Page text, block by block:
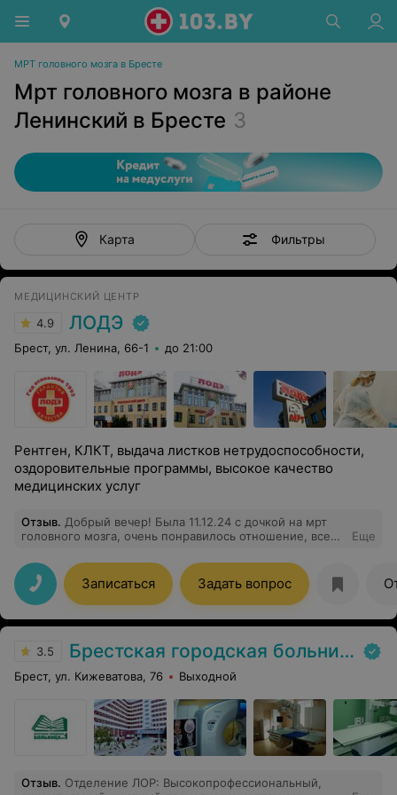
МРТ головного мозга в Бресте
Мрт головного мозга в районе
Ленинский в Бресте 3
Карта Фильтры
МЕДИЦИНСКИЙ ЦЕНТР
4.9 ЛОДЭ
Брест, ул. Ленина, 66-1 до 21:00
Рентген, КЛКТ, выдача листков нетрудоспособности,
оздоровительные программы, высокое качество
медицинских услуг
Отзыв. Добрый вечер! Была 11.12.24 с дочкой на мрт
головного мозга, очень понравилось отношение, все
большое!!!
Еще
Записаться Задать вопрос
3.5 Брестская городская больница № 1
Брест, ул. Кижеватова, 76 Выходной
Отзыв. Отделение ЛОР: Высокопрофессиональный,